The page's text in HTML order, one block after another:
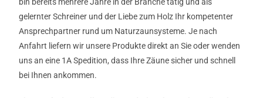
bin bereits mehrere Jahre in der Branche tätig und als
gelernter Schreiner und der Liebe zum Holz Ihr kompetenter
Ansprechpartner rund um Naturzaunsysteme. Je nach
Anfahrt liefern wir unsere Produkte direkt an Sie oder wenden
uns an eine 1A Spedition, dass Ihre Zäune sicher und schnell
bei Ihnen ankommen.